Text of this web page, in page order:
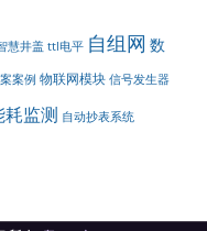
慧井盖 ttl电平 自组网 数
案例 物联网模块 信号发生器
耗监测 自动抄表系统